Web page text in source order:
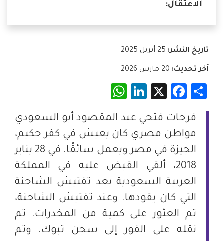
الاعتقال:
تاريخ النشر:
آخر تحديث:
Share
Facebook
LinkedIn
فرحات فتحي عبد المقصود أبو السعودي
مواطن مصري كان يعيش في كفر حكيم،
الجيزة في مصر ويعمل سائقًا. في 28 يناير
2018، ألقي القبض عليه في المملكة
العربية السعودية بعد تفتيش الشاحنة
التي كان يقودها. وعند تفتيش الشاحنة،
تم العثور على كمية من المخدرات. تم
نقله على الفور إلى سجن تبوك. وتم